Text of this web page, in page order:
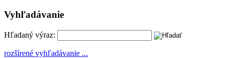
Vyhľadávanie
Hľadaný výraz:
rozšírené vyhľadávanie ...